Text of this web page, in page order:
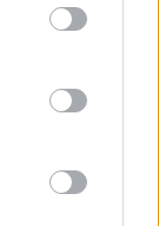
may click to
tags to
Google